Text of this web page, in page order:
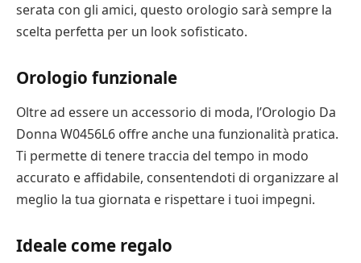
serata con gli amici, questo orologio sarà sempre la
scelta perfetta per un look sofisticato.
Orologio funzionale
Oltre ad essere un accessorio di moda, l’Orologio Da
Donna W0456L6 offre anche una funzionalità pratica.
Ti permette di tenere traccia del tempo in modo
accurato e affidabile, consentendoti di organizzare al
meglio la tua giornata e rispettare i tuoi impegni.
Ideale come regalo